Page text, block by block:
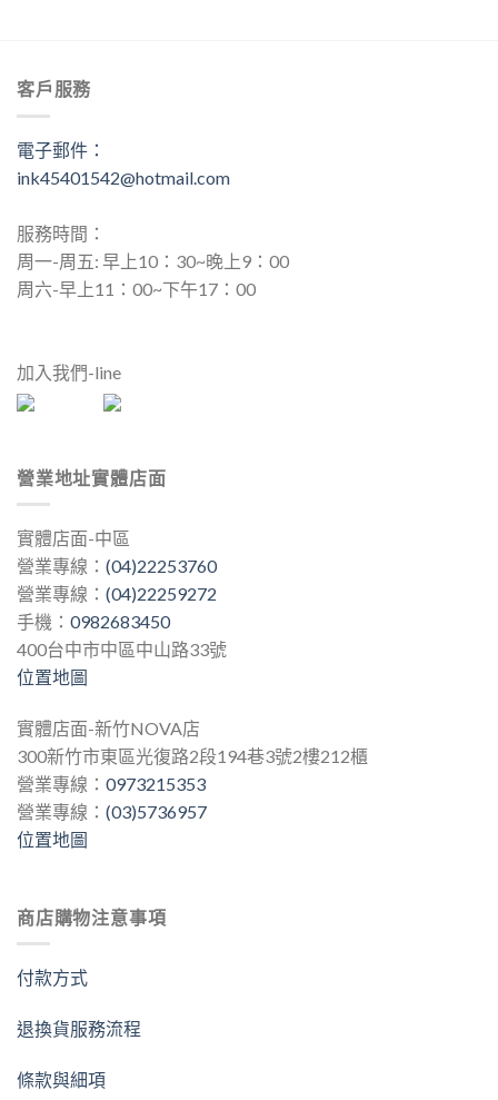
客戶服務
電子郵件：
ink45401542@hotmail.com
服務時間：
周一-周五: 早上10：30~晚上9：00
周六-早上11：00~下午17：00
加入我們-line
營業地址實體店面
實體店面-中區
營業專線： (04)22253760
營業專線： (04)22259272
手機： 0982683450
400台中市中區中山路33號
位置地圖
實體店面-新竹NOVA店
300新竹市東區光復路2段194巷3號2樓212櫃
營業專線： 0973215353
營業專線： (03)5736957
位置地圖
商店購物注意事項
付款方式
退換貨服務流程
條款與細項